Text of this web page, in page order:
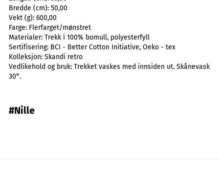
Bredde (cm): 50,00
Vekt (g): 600,00
Farge: Flerfarget/mønstret
Materialer: Trekk i 100% bomull, polyesterfyll
Sertifisering: BCI - Better Cotton Initiative, Oeko - tex
Kolleksjon: Skandi retro
Vedlikehold og bruk: Trekket vaskes med innsiden ut. Skånevask
30°.
#Nille